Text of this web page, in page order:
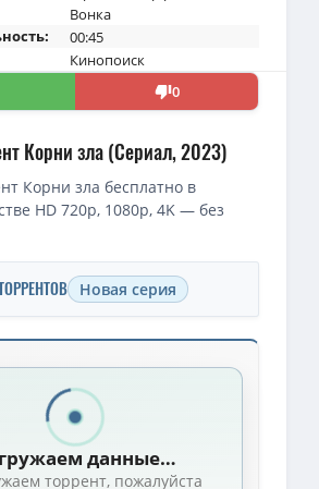
Вонка
00:45
Кинопоиск
0
Корни зла (Сериал, 2023)
Корни зла бесплатно в
HD 720p, 1080p, 4K — без
Новая серия
— Корни зла / Die Quellen des Bösen /
зла) (1 сезон: 1-6 серии из 6) / Die Quellen
/ Истоки зла / Die Quellen des Bösen [S01]
(Истоки зла) (1 сезон: 1-6 серии из 6) / Die
данные…
торрент, пожалуйста